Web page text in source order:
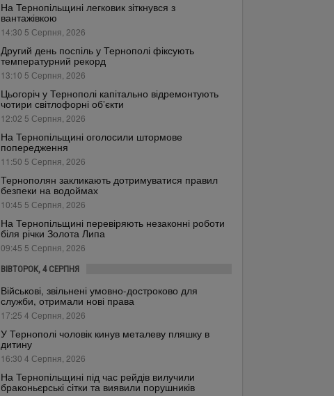
На Тернопільщині легковик зіткнувся з
вантажівкою
14:30 5 Серпня, 2026
Другий день поспіль у Тернополі фіксують
температурний рекорд
13:10 5 Серпня, 2026
Цьогоріч у Тернополі капітально відремонтують
чотири світлофорні об’єкти
12:02 5 Серпня, 2026
На Тернопільщині оголосили штормове
попередження
11:50 5 Серпня, 2026
Тернополян закликають дотримуватися правил
безпеки на водоймах
10:45 5 Серпня, 2026
На Тернопільщині перевіряють незаконні роботи
біля річки Золота Липа
09:45 5 Серпня, 2026
ВІВТОРОК, 4 СЕРПНЯ
Військові, звільнені умовно-достроково для
служби, отримали нові права
17:25 4 Серпня, 2026
У Тернополі чоловік кинув металеву пляшку в
дитину
16:30 4 Серпня, 2026
На Тернопільщині під час рейдів вилучили
браконьєрські сітки та виявили порушників